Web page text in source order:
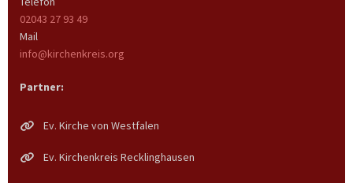
02043 27 93 49
Mail
info@kirchenkreis.org
Partner:
Ev. Kirche von Westfalen
Ev. Kirchenkreis Recklinghausen